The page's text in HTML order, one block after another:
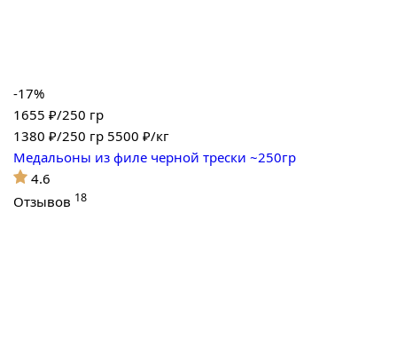
-17%
1655 ₽/250 гр
1380 ₽/250 гр 5500 ₽/кг
Медальоны из филе черной трески ~250гр
4.6
Отзывов 18